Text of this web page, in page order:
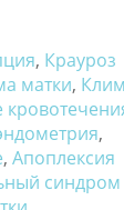
, Крауроз
матки,
,
, Апоплексия
синдром